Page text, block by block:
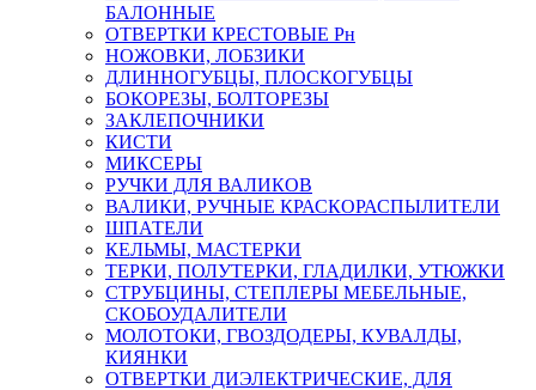
БАЛОННЫЕ
ОТВЕРТКИ КРЕСТОВЫЕ Рн
НОЖОВКИ, ЛОБЗИКИ
ДЛИННОГУБЦЫ, ПЛОСКОГУБЦЫ
БОКОРЕЗЫ, БОЛТОРЕЗЫ
ЗАКЛЕПОЧНИКИ
КИСТИ
МИКСЕРЫ
РУЧКИ ДЛЯ ВАЛИКОВ
ВАЛИКИ, РУЧНЫЕ КРАСКОРАСПЫЛИТЕЛИ
ШПАТЕЛИ
КЕЛЬМЫ, МАСТЕРКИ
ТЕРКИ, ПОЛУТЕРКИ, ГЛАДИЛКИ, УТЮЖКИ
СТРУБЦИНЫ, СТЕПЛЕРЫ МЕБЕЛЬНЫЕ,
СКОБОУДАЛИТЕЛИ
МОЛОТОКИ, ГВОЗДОДЕРЫ, КУВАЛДЫ,
КИЯНКИ
ОТВЕРТКИ ДИЭЛЕКТРИЧЕСКИЕ, ДЛЯ